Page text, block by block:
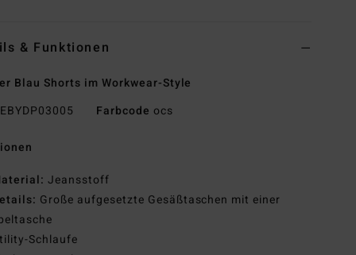
& Funktionen
Blau Shorts im Workwear-Style
EBYDP03005 Farbcode ocs
Jeansstoff
Große aufgesetzte Gesäßtaschen mit einer
Schlaufe